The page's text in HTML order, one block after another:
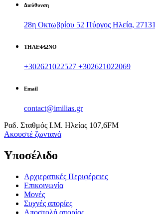
Διεύθυνση
28η Οκτωβρίου 52 Πύργος Ηλεία, 27131
ΤΗΛΕΦΩΝΟ
+302621022527 +302621022069
Email
contact@imilias.gr
Ραδ. Σταθμός Ι.Μ. Ηλείας 107,6FM
Aκουστέ ζωντανά
Υποσέλιδο
Αρχιερατικές Περιφέρειες
Επικοινωνία
Μονές
Συχνές απορίες
Αποστολή απορίας